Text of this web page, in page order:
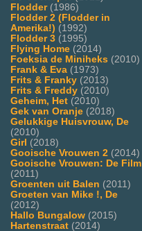
Flodder(1986)
Flodder 2 (Flodder in
Amerika!) (1992)
Flodder 3 (1995)
Flying Home (2014)
Foeksia de Miniheks (2010)
Frank & Eva (1973)
Frits & Franky (2013)
Frits & Freddy (2010)
Geheim, Het (2010)
Gek van Oranje (2018)
Gelukkige Huisvrouw, De
(2010)
Girl (2018)
Gooische Vrouwen 2 (2014)
Gooische Vrouwen: De Film
(2011)
Groenten uit Balen (2011)
Groeten van Mike !, De
(2012)
Hallo Bungalow (2015)
Hartenstraat (2014)